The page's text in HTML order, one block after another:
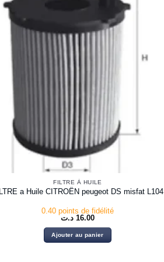
FILTRE À HUILE
a Huile CITROËN peugeot DS misfat L104
0.40 points de fidélité
16.00 د.ت
Ajouter au panier